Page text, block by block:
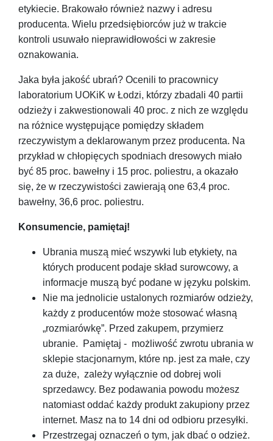
etykiecie. Brakowało również nazwy i adresu
producenta. Wielu przedsiębiorców już w trakcie
kontroli usuwało nieprawidłowości w zakresie
oznakowania.
Jaka była jakość ubrań? Ocenili to pracownicy
laboratorium UOKiK w Łodzi, którzy zbadali 40 partii
odzieży i zakwestionowali 40 proc. z nich ze względu
na różnice występujące pomiędzy składem
rzeczywistym a deklarowanym przez producenta. Na
przykład w chłopięcych spodniach dresowych miało
być 85 proc. bawełny i 15 proc. poliestru, a okazało
się, że w rzeczywistości zawierają one 63,4 proc.
bawełny, 36,6 proc. poliestru.
Konsumencie, pamiętaj!
Ubrania muszą mieć wszywki lub etykiety, na
których producent podaje skład surowcowy, a
informacje muszą być podane w języku polskim.
Nie ma jednolicie ustalonych rozmiarów odzieży,
każdy z producentów może stosować własną
„rozmiarówkę”. Przed zakupem, przymierz
ubranie. Pamiętaj - możliwość zwrotu ubrania w
sklepie stacjonarnym, które np. jest za małe, czy
za duże, zależy wyłącznie od dobrej woli
sprzedawcy. Bez podawania powodu możesz
natomiast oddać każdy produkt zakupiony przez
internet. Masz na to 14 dni od odbioru przesyłki.
Przestrzegaj oznaczeń o tym, jak dbać o odzież.